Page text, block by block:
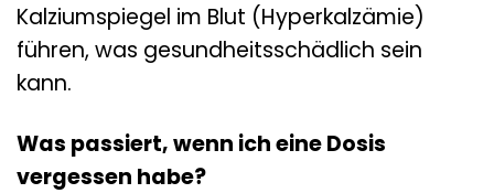
Kalziumspiegel im Blut (Hyperkalzämie)
führen, was gesundheitsschädlich sein
kann.
Was passiert, wenn ich eine Dosis
vergessen habe?